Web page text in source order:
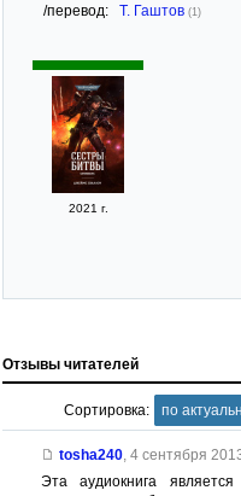
/перевод: Т. Гаштов (1)
2021 г.
Отзывы читателей
Сортировка: по
tosha240, 4 сентября 2013
Эта аудиокнига